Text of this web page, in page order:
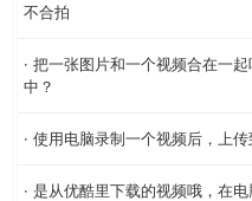
不合拍
· 把一张图片和一个视频合在一
中？
· 使用电脑录制一个视频后，上
· 是从优酷里下载的视频哦，在